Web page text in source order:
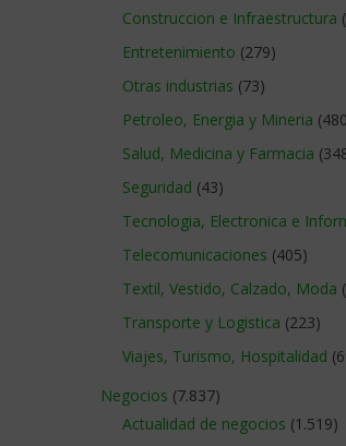
Construccion e Infraestructura
Entretenimiento (279)
Otras industrias (73)
Petroleo, Energia y Mineria
Salud, Medicina y Farmacia
Seguridad (43)
Tecnologia, Electronica e
Telecomunicaciones (405)
Textil, Vestido, Calzado, Moda
Transporte y Logistica (223)
Viajes, Turismo, Hospitalidad
Negocios (7.837)
Actualidad de negocios (1.519)